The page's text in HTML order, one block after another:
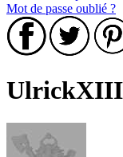
Mot de passe oublié ?
UlrickXIII